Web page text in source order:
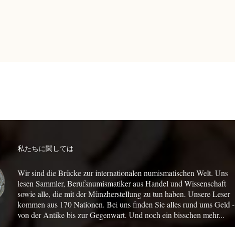
私たちに関しては
Wir sind die Brücke zur internationalen numismatischen Welt. Uns
lesen Sammler, Berufsnumismatiker aus Handel und Wissenschaft
sowie alle, die mit der Münzherstellung zu tun haben. Unsere Leser
kommen aus 170 Nationen. Bei uns finden Sie alles rund ums Geld -
von der Antike bis zur Gegenwart. Und noch ein bisschen mehr...